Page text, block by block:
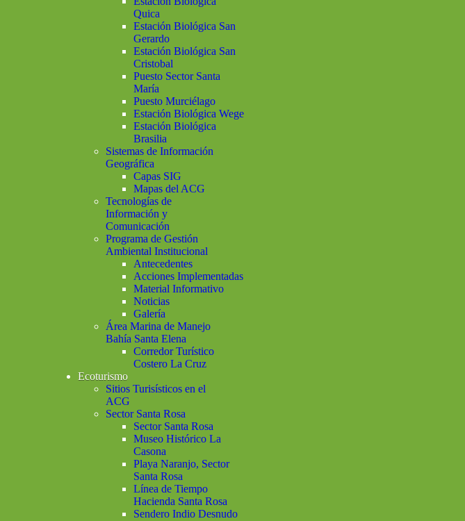
Quica
Estación Biológica San
Gerardo
Estación Biológica San
Cristobal
Puesto Sector Santa
María
Puesto Murciélago
Estación Biológica Wege
Estación Biológica
Brasilia
Sistemas de Información
Geográfica
Capas SIG
Mapas del ACG
Tecnologías de
Información y
Comunicación
Programa de Gestión
Ambiental Institucional
Antecedentes
Acciones Implementadas
Material Informativo
Noticias
Galería
Área Marina de Manejo
Bahía Santa Elena
Corredor Turístico
Costero La Cruz
Ecoturismo
Sitios Turisísticos en el
ACG
Sector Santa Rosa
Sector Santa Rosa
Museo Histórico La
Casona
Playa Naranjo, Sector
Santa Rosa
Línea de Tiempo
Hacienda Santa Rosa
Sendero Indio Desnudo